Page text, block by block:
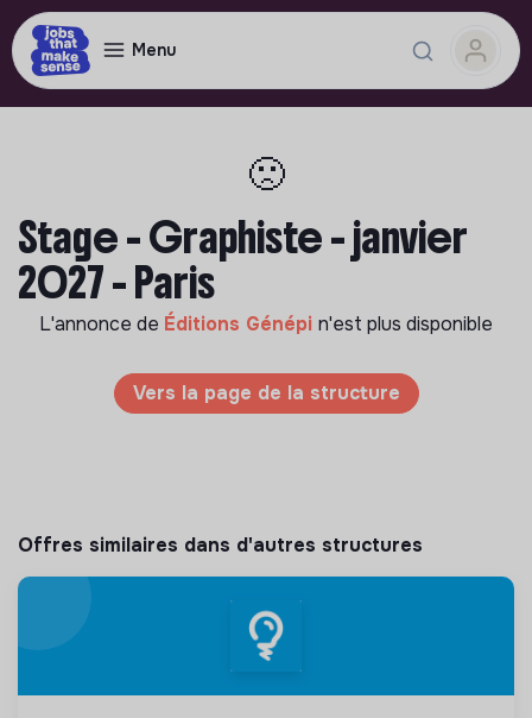
Menu
🙁
Stage - Graphiste - janvier
2027 - Paris
L'annonce de Éditions Génépi n'est plus disponible
Vers la page de la structure
Offres similaires dans d'autres structures